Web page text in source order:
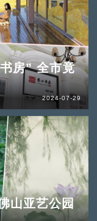
房” 全市竟
2024-07-29
山亚艺公园